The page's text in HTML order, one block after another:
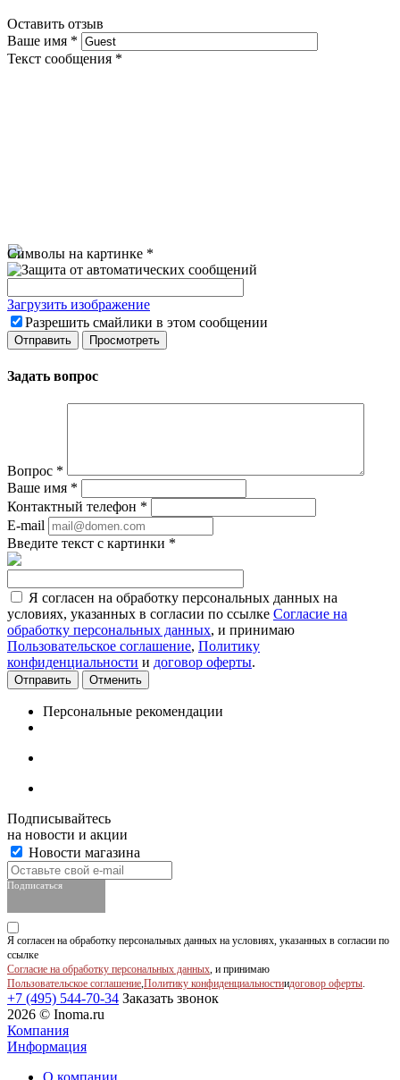
Оставить отзыв
Ваше имя *
Текст сообщения *
Символы на картинке *
Загрузить изображение
Разрешить смайлики в этом сообщении
Задать вопрос
Вопрос *
Ваше имя *
Контактный телефон *
E-mail
Введите текст с картинки *
Я согласен на обработку персональных данных на
условиях, указанных в согласии по ссылке Согласие на
обработку персональных данных, и принимаю
Пользовательское соглашение, Политику
конфиденциальности и договор оферты.
Отменить
Персональные рекомендации
Подписывайтесь
на новости и акции
Новости магазина
Подписаться
Я согласен на обработку персональных данных на условиях, указанных в согласии по
ссылке
Согласие на обработку персональных данных, и принимаю
Пользовательское соглашение,Политику конфиденциальностиидоговор оферты.
+7 (495) 544-70-34 Заказать звонок
2026 © Inoma.ru
Компания
Информация